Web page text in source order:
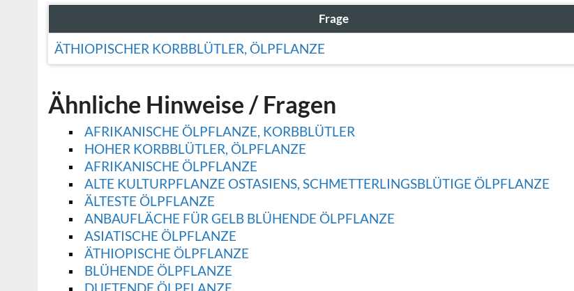
Frage
ÄTHIOPISCHER KORBBLÜTLER, ÖLPFLANZE
Ähnliche Hinweise / Fragen
AFRIKANISCHE ÖLPFLANZE, KORBBLÜTLER
HOHER KORBBLÜTLER, ÖLPFLANZE
AFRIKANISCHE ÖLPFLANZE
ALTE KULTURPFLANZE OSTASIENS, SCHMETTERLINGSBLÜTIGE ÖLPFLANZE
ÄLTESTE ÖLPFLANZE
ANBAUFLÄCHE FÜR GELB BLÜHENDE ÖLPFLANZE
ASIATISCHE ÖLPFLANZE
ÄTHIOPISCHE ÖLPFLANZE
BLÜHENDE ÖLPFLANZE